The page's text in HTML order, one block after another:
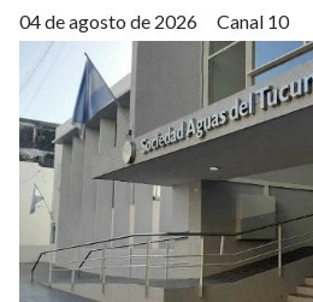
Canal 10
04 de agosto de 2026